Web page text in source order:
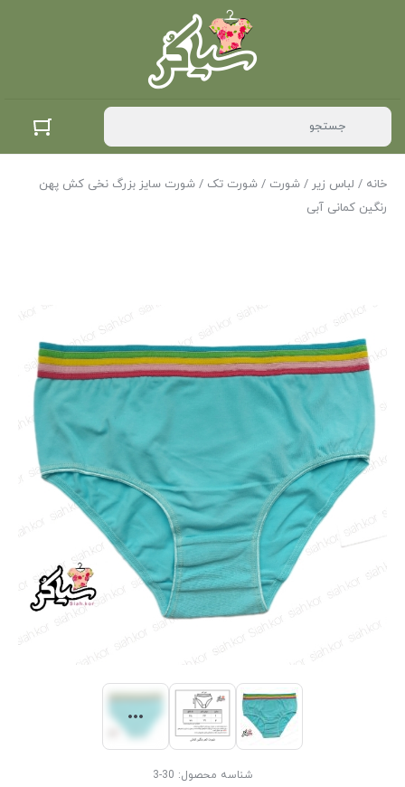
خانه / لباس زیر / شورت / شورت تک / شورت سایز بزرگ نخی کش پهن
رنگین کمانی آبی
شناسه محصول: 30-3